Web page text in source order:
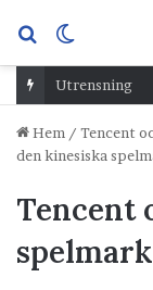
Sök
efterskin
Utrensning
Hem / Tencent
den kinesiska
Tencent